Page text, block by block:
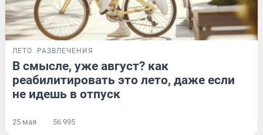
ЛЕТО РАЗВЛЕЧЕНИЯ
В смысле, уже август? как
реабилитировать это лето, даже если
не идешь в отпуск
25 мая 56 995